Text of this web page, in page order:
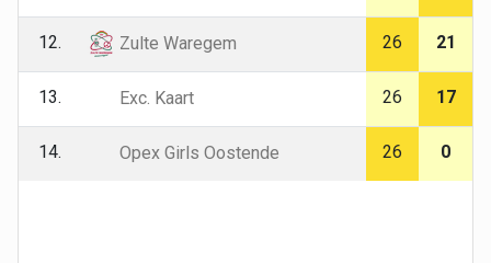
12. Zulte Waregem 26 21
13. Exc. Kaart 26 17
14. Opex Girls Oostende 26 0